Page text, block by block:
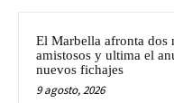
El Marbella afronta dos
amistosos y ultima el
nuevos fichajes
9 agosto, 2026